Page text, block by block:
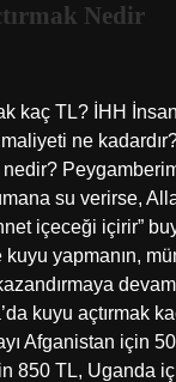
Nedir
kaç TL? İHH
ne
nedir?
su verirse,
içeceği içirir”
kuyu yapmanın,
kuyu açtırmak
Afganistan için
850 TL, Uganda